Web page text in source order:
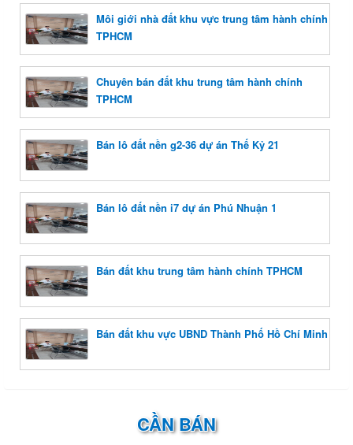
Môi giới nhà đất khu vực trung tâm hành chính
TPHCM
Chuyên bán đất khu trung tâm hành chính
TPHCM
Bán lô đất nền g2-36 dự án Thế Kỷ 21
Bán lô đất nền i7 dự án Phú Nhuận 1
Bán đất khu trung tâm hành chính TPHCM
Bán đất khu vực UBND Thành Phố Hồ Chí Minh
CẦN BÁN